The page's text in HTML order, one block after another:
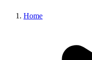
Home